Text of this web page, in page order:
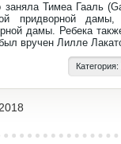
заняла Тимеа Гааль
придворной
дамы. Ребека
вручен Лилле
Категория: